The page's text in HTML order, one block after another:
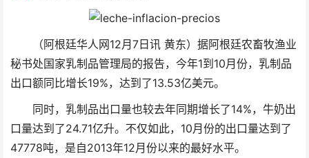
（阿根廷华人网12月7日讯 黄东）据阿根廷农畜牧渔业
秘书处国家乳制品管理局的报告，今年1到10月份，乳制品
出口额同比增长19%，达到了13.53亿美元。
同时，乳制品出口量也较去年同期增长了14%，牛奶出
口量达到了24.71亿升。不仅如此，10月份的出口量达到了
47778吨，是自2013年12月份以来的最好水平。
10个月出口额达13.